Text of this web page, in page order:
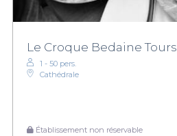
Le Croque Bedaine Tours
1 - 50 pers.
Cathédrale
Établissement non réservable